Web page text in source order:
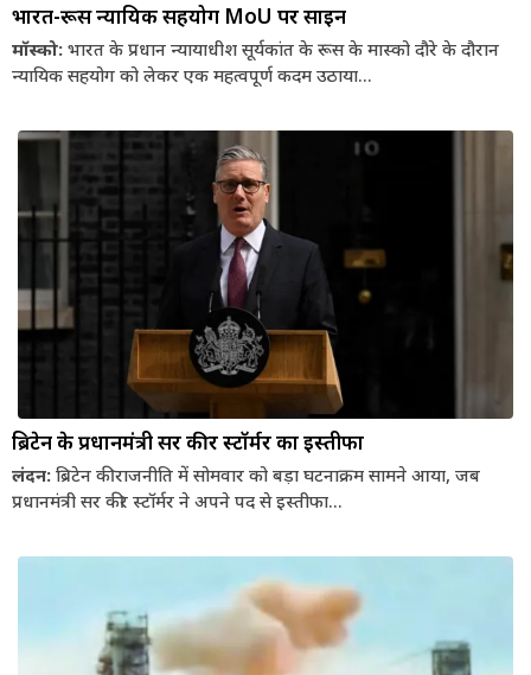
भारत-रूस न्यायिक सहयोग MoU पर साइन
मॉस्को: भारत के प्रधान न्यायाधीश सूर्यकांत के रूस के मास्को दौरे के दौरान
न्यायिक सहयोग को लेकर एक महत्वपूर्ण कदम उठाया...
ब्रिटेन के प्रधानमंत्री सर कीर स्टॉर्मर का इस्तीफा
लंदन: ब्रिटेन की राजनीति में सोमवार को बड़ा घटनाक्रम सामने आया, जब
प्रधानमंत्री सर कीर स्टॉर्मर ने अपने पद से इस्तीफा...